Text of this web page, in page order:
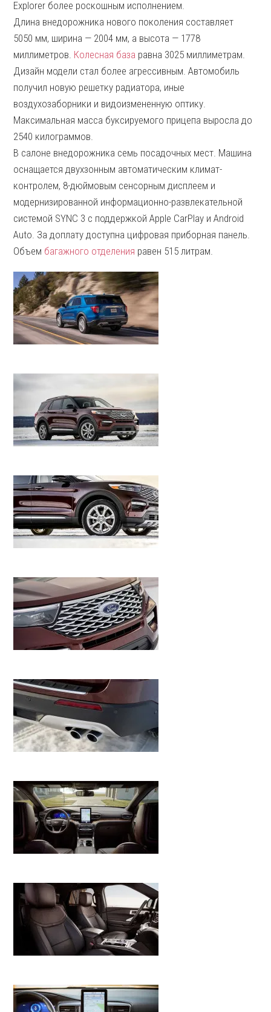
Explorer более роскошным исполнением.
Длина внедорожника нового поколения составляет
5050 мм, ширина — 2004 мм, а высота — 1778
миллиметров. Колесная база равна 3025 миллиметрам.
Дизайн модели стал более агрессивным. Автомобиль
получил новую решетку радиатора, иные
воздухозаборники и видоизмененную оптику.
Максимальная масса буксируемого прицепа выросла до
2540 килограммов.
В салоне внедорожника семь посадочных мест. Машина
оснащается двухзонным автоматическим климат-
контролем, 8-дюймовым сенсорным дисплеем и
модернизированной информационно-развлекательной
системой SYNC 3 с поддержкой Apple CarPlay и Android
Auto. За доплату доступна цифровая приборная панель.
Объем багажного отделения равен 515 литрам.